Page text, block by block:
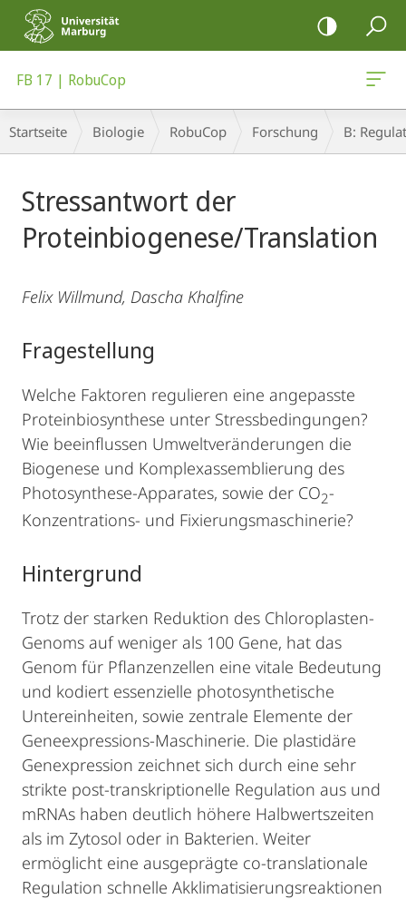
Mobile-
Navigation
FB 17 | RobuCop
Breadcrumb-
Navigation
Startseite Biologie RobuCop Forschung B:
Stressantwort der
Proteinbiogenese/Translation
Felix Willmund, Dascha Khalfine
Fragestellung
Welche Faktoren regulieren eine angepasste
Proteinbiosynthese unter Stressbedingungen?
Wie beeinflussen Umweltveränderungen die
Biogenese und Komplexassemblierung des
Photosynthese-Apparates, sowie der CO2-
Konzentrations- und Fixierungsmaschinerie?
Hintergrund
Trotz der starken Reduktion des Chloroplasten-
Genoms auf weniger als 100 Gene, hat das
Genom für Pflanzenzellen eine vitale Bedeutung
und kodiert essenzielle photosynthetische
Untereinheiten, sowie zentrale Elemente der
Geneexpressions-Maschinerie. Die plastidäre
Genexpression zeichnet sich durch eine sehr
strikte post-transkriptionelle Regulation aus und
mRNAs haben deutlich höhere Halbwertszeiten
als im Zytosol oder in Bakterien. Weiter
ermöglicht eine ausgeprägte co-translationale
Regulation schnelle Akklimatisierungsreaktionen